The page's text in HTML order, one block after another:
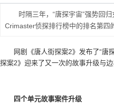
时隔三年，“唐探宇宙”强势回
Crimaster侦探排行榜中的排名第四
网剧《唐人街探案2》发布了“唐
探案2》迎来了又一次的故事升级与边
四个单元故事案件升级